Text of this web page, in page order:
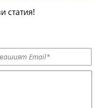
статия!